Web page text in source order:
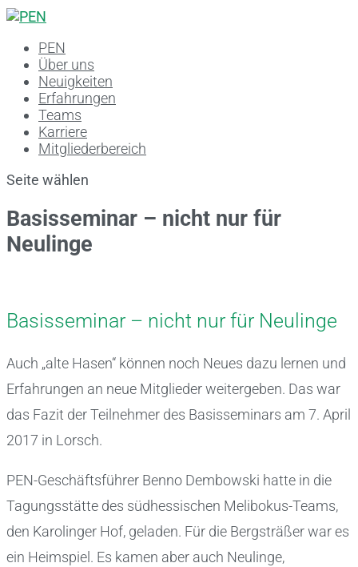
PEN
Über uns
Neuigkeiten
Erfahrungen
Teams
Karriere
Mitgliederbereich
Seite wählen
Basisseminar – nicht nur für
Neulinge
Basisseminar – nicht nur für Neulinge
Auch „alte Hasen“ können noch Neues dazu lernen und
Erfahrungen an neue Mitglieder weitergeben. Das war
das Fazit der Teilnehmer des Basisseminars am 7. April
2017 in Lorsch.
PEN-Geschäftsführer Benno Dembowski hatte in die
Tagungsstätte des südhessischen Melibokus-Teams,
den Karolinger Hof, geladen. Für die Bergsträßer war es
ein Heimspiel. Es kamen aber auch Neulinge,